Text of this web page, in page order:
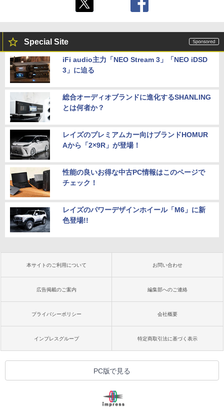
Special Site
iFi audio主力「NEO Stream 3」「NEO iDSD
3」に迫る
総合オーディオブランドに進化するSHANLING
とは何者か？
レイズのプレミアムカー向けブランドHOMUR
Aから「2×9R」が登場！
性能の良いお得な中古PC情報はこのページで
チェック！
レイズのパワーデザインホイール「M6」に新
色登場!!
本サイトのご利用について お問い合わせ
広告掲載のご案内 編集部へのご連絡
プライバシーポリシー 会社概要
インプレスグループ 特定商取引法に基づく表示
PC版で見る